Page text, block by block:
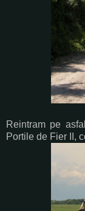
Reintram pe
Portile de Fier II,